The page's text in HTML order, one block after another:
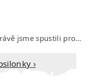
Máme pro vás skvělou zprávu – právě jsme spustili prodej vstupenek na říjen…
›